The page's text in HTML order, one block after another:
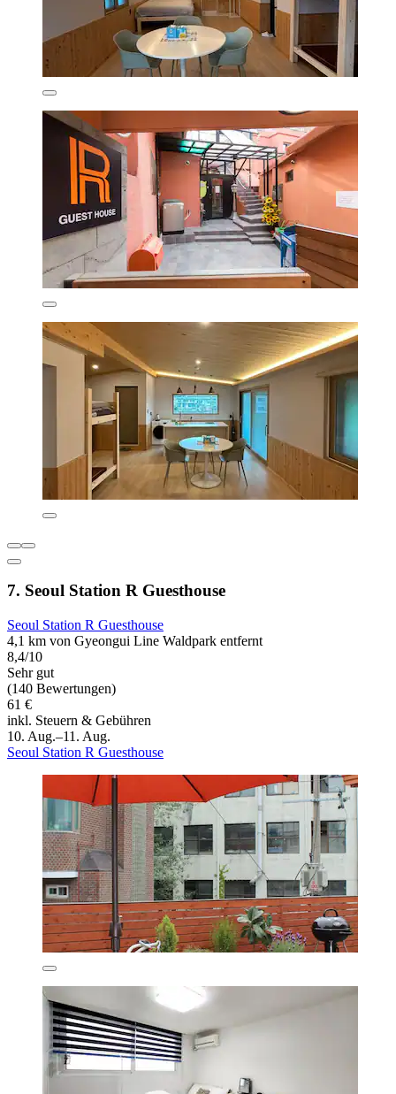
7. Seoul Station R Guesthouse
Seoul Station R Guesthouse
4,1 km von Gyeongui Line Waldpark entfernt
8,4/10
Sehr gut
(140 Bewertungen)
61 €
inkl. Steuern & Gebühren
10. Aug.–11. Aug.
Seoul Station R Guesthouse